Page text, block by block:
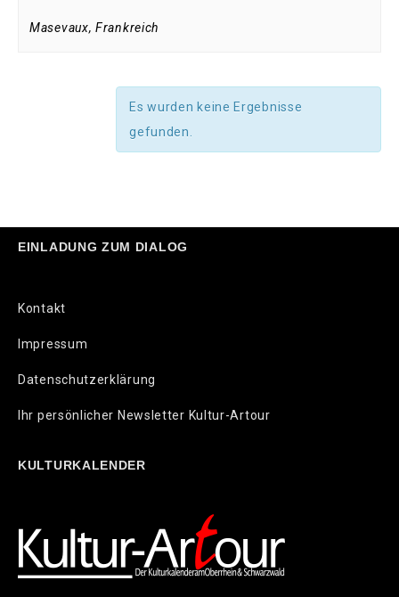
Masevaux, Frankreich
Es wurden keine Ergebnisse
gefunden.
EINLADUNG ZUM DIALOG
Kontakt
Impressum
Datenschutzerklärung
Ihr persönlicher Newsletter Kultur-Artour
KULTURKALENDER